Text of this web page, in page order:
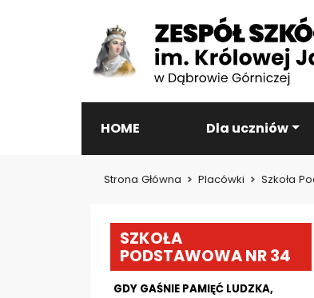
HOME Dla uczniów
Strona Główna Placówki Szkoła
SZKOŁA
PODSTAWOWA NR 34
GDY GAŚNIE PAMIĘĆ LUDZKA,